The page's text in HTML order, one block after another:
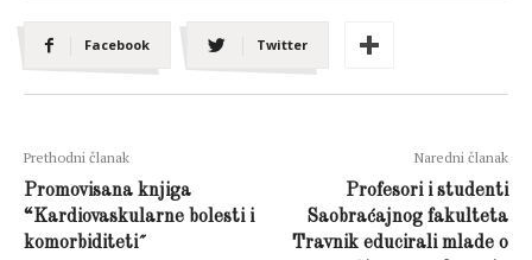
Facebook Twitter
Prethodni članak
Promovisana knjiga
“Kardiovaskularne bolesti i
komorbiditeti˝
Naredni članak
Profesori i studenti
Saobraćajnog fakulteta
Travnik educirali mlade o